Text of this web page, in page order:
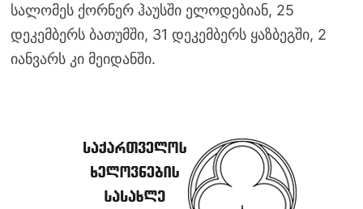
სალომეს ქორნერ ჰაუსში ელოდებიან, 25
დეკემბერს ბათუმში, 31 დეკემბერს ყაზბეგში, 2
იანვარს კი მეიდანში.